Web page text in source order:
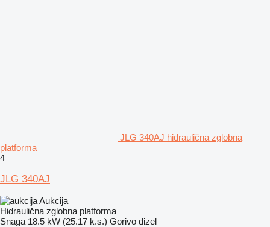
JLG 340AJ hidraulična zglobna
platforma
4
JLG 340AJ
Aukcija
Hidraulična zglobna platforma
Snaga 18.5 kW (25.17 k.s.) Gorivo dizel